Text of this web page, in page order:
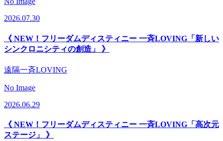
2026.07.30
《 NEW！フリーダムディスティニー 一斉LOVING「新しい
シンクロニシティの創造」 》
遠隔一斉LOVING
No Image
2026.06.29
《 NEW！フリーダムディスティニー 一斉LOVING「高次元
ステージ」 》